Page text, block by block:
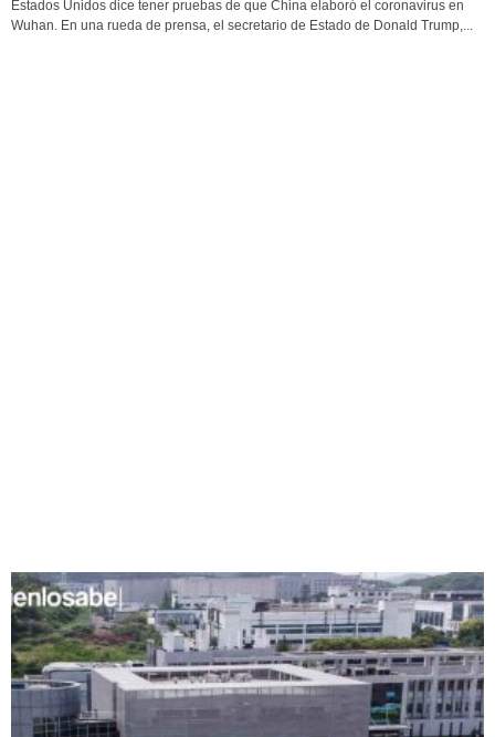
Estados Unidos dice tener pruebas de que China elaboró el coronavirus en
Wuhan. En una rueda de prensa, el secretario de Estado de Donald Trump,...